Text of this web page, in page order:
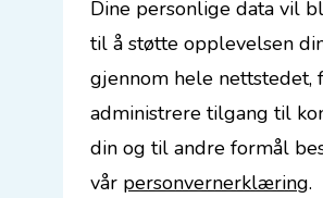
Dine personlige data vil
til å støtte opplevelsen
gjennom hele nettstedet,
administrere tilgang til
din og til andre formål
vår personvernerklæring.